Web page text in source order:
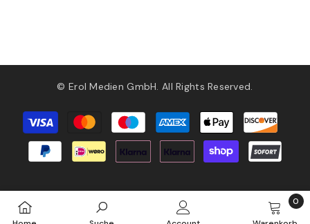
© Erol Medien GmbH. All Rights Reserved.
Zahlungsmethoden
0